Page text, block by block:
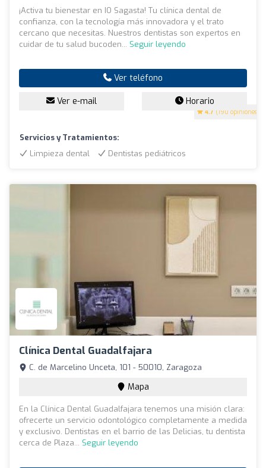
4.7 (190 opiniones)
¡Activa tu bienestar en IO Sagasta! Tu clínica dental de
confianza, con la tecnología más innovadora y el trato
cercano que necesitas. Nuestros dentistas son expertos en
cuidar de tu salud bucoden... Seguir leyendo
Ver teléfono
Ver e-mail Horario
Servicios y Tratamientos:
Limpieza dental
Dentistas pediátricos
Clínica Dental Guadalfajara
C. de Marcelino Unceta, 101 - 50010, Zaragoza
Mapa
En la Clínica Dental Guadalfajara tenemos una misión clara:
ofrecerte un servicio odontológico completamente a medida
y exclusivo. Dentistas en el barrio de las Delicias, tu dentista
cerca de Plaza... Seguir leyendo